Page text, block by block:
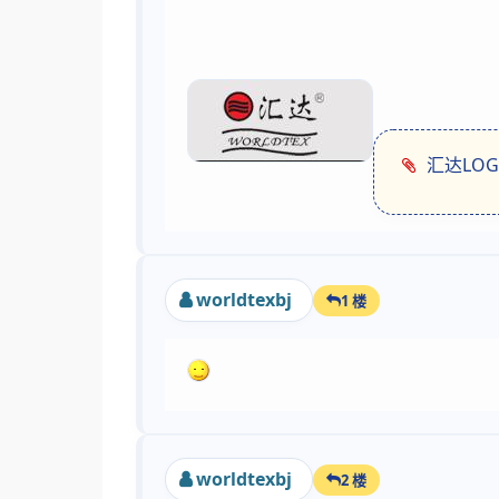
汇达
worldtexbj 1 楼
worldtexbj 2 楼